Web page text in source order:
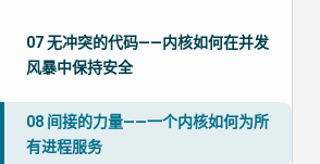
07 无冲突的代码——内核如何在并发
风暴中保持安全
08 间接的力量——一个内核如何为所
有进程服务